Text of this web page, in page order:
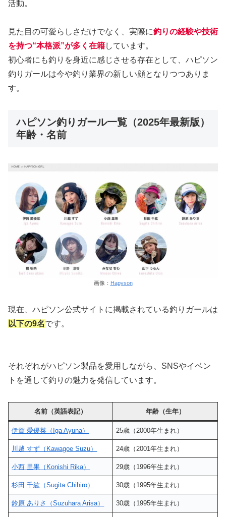
活動。
見た目の可愛らしさだけでなく、実際に釣りの経験や技術
を持つ“本格派”が多く在籍しています。
初心者にも釣りを身近に感じさせる存在として、ハピソン
釣りガールは今や釣り業界の新しい顔となりつつありま
す。
ハピソン釣りガール一覧（2025年最新版）
年齢・名前
画像： Hapyson
現在、ハピソン公式サイトに掲載されている釣りガールは
以下の9名です。
それぞれがハピソン製品を愛用しながら、SNSやイベン
トを通して釣りの魅力を発信しています。
名前（英語表記） 年齢（生年）
伊賀 愛優菜（Iga Ayuna） 25歳（2000年生まれ）
川越 すず（Kawagoe Suzu） 24歳（2001年生まれ）
小西 里果（Konishi Rika） 29歳（1996年生まれ）
杉田 千紘（Sugita Chihiro） 30歳（1995年生まれ）
鈴原 ありさ（Suzuhara Arisa） 30歳（1995年生まれ）